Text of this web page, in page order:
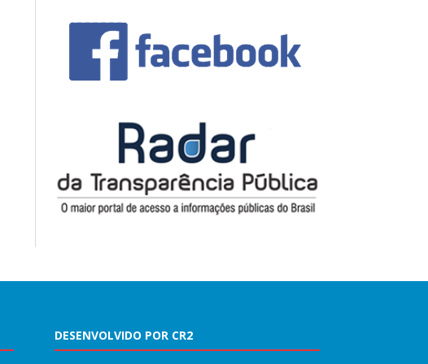
DESENVOLVIDO POR CR2